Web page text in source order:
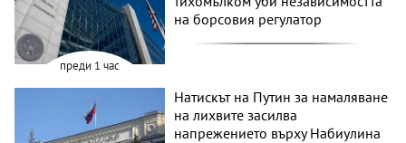
преди 1 час
на борсовия регулатор
Натискът на Путин за намаляване
на лихвите засилва
напрежението върху Набиулина